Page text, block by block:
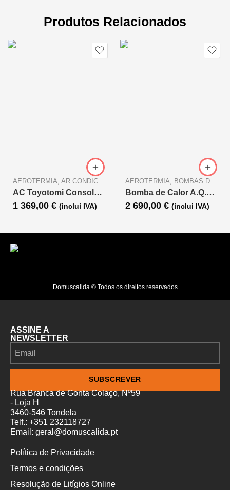
Produtos Relacionados
AEROTERMIA, AR CONDICIONADO
AC Toyotomi Consola CON36INECR32/CON36OUECR32
1 369,00 € (inclui IVA)
AEROTERMIA, BOMBAS DE CALOR AQS
Bomba de Calor A.Q.S Ventilada Compacta Monobloco 1PRL Aquafer 270L
2 690,00 € (inclui IVA)
Domuscalida © Todos os direitos reservados
ASSINE A
NEWSLETTER
SUBSCREVER
Rua Branca de Gonta Colaço, Nº59
- Loja H
3460-546 Tondela
Telf.: +351 232118727
Email: geral@domuscalida.pt
Política de Privacidade
Termos e condições
Resolução de Litígios Online